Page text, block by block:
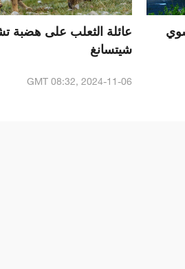
عائلة الثعلب على هضبة
شيتسانغ
GMT 08:32, 2024-11-06